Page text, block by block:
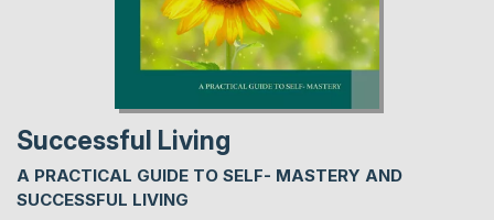
Successful Living
A PRACTICAL GUIDE TO SELF- MASTERY AND
SUCCESSFUL LIVING